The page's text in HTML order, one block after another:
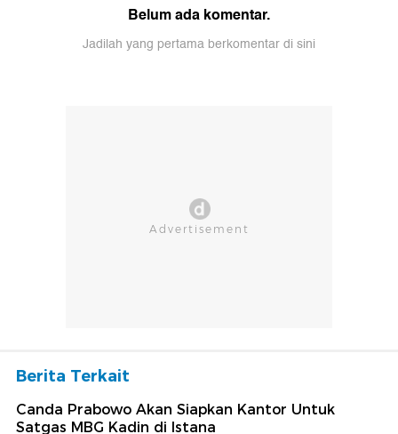
Belum ada komentar.
Jadilah yang pertama berkomentar di sini
Berita Terkait
Canda Prabowo Akan Siapkan Kantor Untuk
Satgas MBG Kadin di Istana